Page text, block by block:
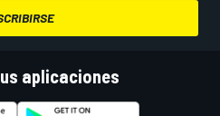
aplicaciones